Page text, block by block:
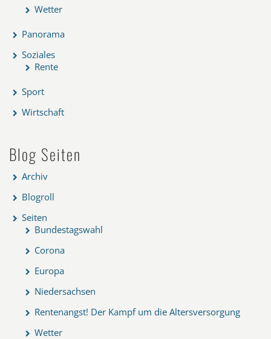
Wetter
Panorama
Soziales
Rente
Sport
Wirtschaft
Blog Seiten
Archiv
Blogroll
Seiten
Bundestagswahl
Corona
Europa
Niedersachsen
Rentenangst! Der Kampf um die Altersversorgung
Wetter